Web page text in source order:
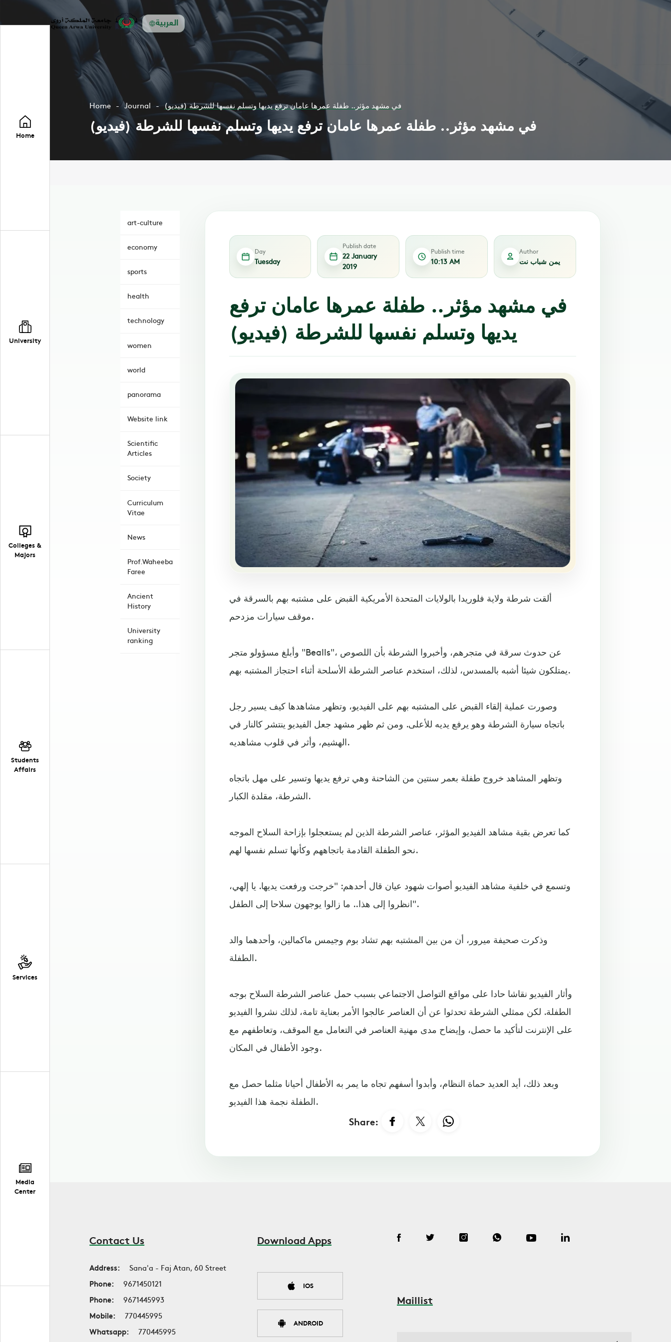
العربية
Home
University
Colleges &
Majors
Students
Affairs
Services
Media
Center
Home Journal في مشهد مؤثر.. طفلة عمرها عامان ترفع يديها وتسلم نفسها للشرطة (فيديو)
في مشهد مؤثر.. طفلة عمرها عامان ترفع يديها وتسلم نفسها للشرطة (فيديو)
art-culture
economy
sports
health
technology
women
world
panorama
Website link
Scientific
Articles
Society
Curriculum
Vitae
News
Prof.Waheeba
Faree
Ancient
History
University
ranking
Day
Tuesday
Publish date
22 January
2019
Publish time
10:13 AM
Author
يمن شباب نت
في مشهد مؤثر.. طفلة عمرها عامان ترفع
يديها وتسلم نفسها للشرطة (فيديو)
ألقت شرطة ولاية فلوريدا بالولايات المتحدة الأمريكية القبض على مشتبه بهم بالسرقة في
موقف سيارات مزدحم.
وأبلغ مسؤولو متجر "Bealls"، عن حدوث سرقة في متجرهم، وأخبروا الشرطة بأن اللصوص
يمتلكون شيئا أشبه بالمسدس، لذلك، استخدم عناصر الشرطة الأسلحة أثناء احتجاز المشتبه بهم.
وصورت عملية إلقاء القبض على المشتبه بهم على الفيديو، وتظهر مشاهدها كيف يسير رجل
باتجاه سيارة الشرطة وهو يرفع يديه للأعلى. ومن ثم ظهر مشهد جعل الفيديو ينتشر كالنار في
الهشيم، وأثر في قلوب مشاهديه.
وتظهر المشاهد خروج طفلة بعمر سنتين من الشاحنة وهي ترفع يديها وتسير على مهل باتجاه
الشرطة، مقلدة الكبار.
كما تعرض بقية مشاهد الفيديو المؤثر، عناصر الشرطة الذين لم يستعجلوا بإزاحة السلاح الموجه
نحو الطفلة القادمة باتجاههم وكأنها تسلم نفسها لهم.
وتسمع في خلفية مشاهد الفيديو أصوات شهود عيان قال أحدهم: "خرجت ورفعت يديها. يا إلهي،
انظروا إلى هذا.. ما زالوا يوجهون سلاحا إلى الطفل".
وذكرت صحيفة ميرور، أن من بين المشتبه بهم تشاد بوم وجيمس ماكمالين، وأحدهما والد
الطفلة.
وأثار الفيديو نقاشا حادا على مواقع التواصل الاجتماعي بسبب حمل عناصر الشرطة السلاح بوجه
الطفلة. لكن ممثلي الشرطة تحدثوا عن أن العناصر عالجوا الأمر بعناية تامة، لذلك نشروا الفيديو
على الإنترنت لتأكيد ما حصل، وإيضاح مدى مهنية العناصر في التعامل مع الموقف، وتعاطفهم مع
وجود الأطفال في المكان.
وبعد ذلك، أيد العديد حماة النظام، وأبدوا أسفهم تجاه ما يمر به الأطفال أحيانا مثلما حصل مع
الطفلة نجمة هذا الفيديو.
Share:
Contact Us
Address:
Sana'a - Faj Atan, 60 Street
Phone:
9671450121
Phone:
9671445993
Mobile:
770445995
Whatsapp:
770445995
Download Apps
IOS
ANDROID
Maillist